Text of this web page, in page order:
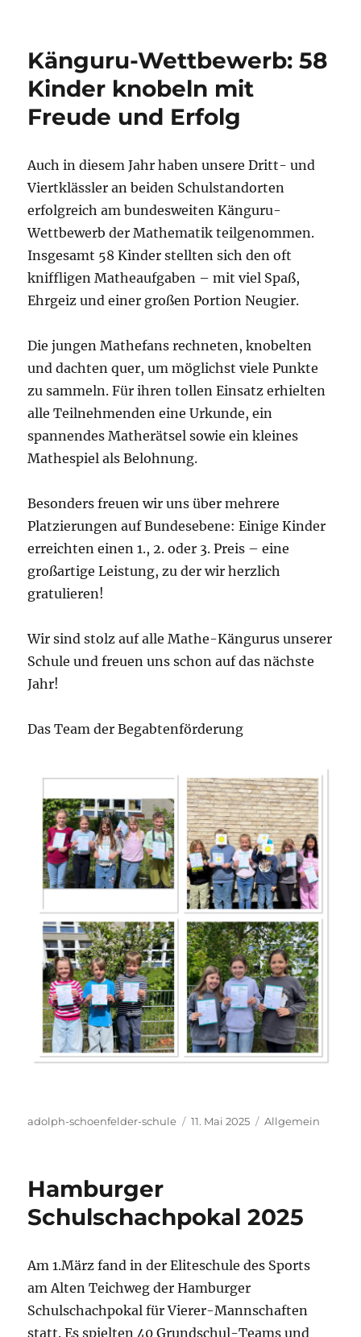
Känguru-Wettbewerb: 58
Kinder knobeln mit
Freude und Erfolg
Auch in diesem Jahr haben unsere Dritt- und
Viertklässler an beiden Schulstandorten
erfolgreich am bundesweiten Känguru-
Wettbewerb der Mathematik teilgenommen.
Insgesamt 58 Kinder stellten sich den oft
kniffligen Matheaufgaben – mit viel Spaß,
Ehrgeiz und einer großen Portion Neugier.
Die jungen Mathefans rechneten, knobelten
und dachten quer, um möglichst viele Punkte
zu sammeln. Für ihren tollen Einsatz erhielten
alle Teilnehmenden eine Urkunde, ein
spannendes Matherätsel sowie ein kleines
Mathespiel als Belohnung.
Besonders freuen wir uns über mehrere
Platzierungen auf Bundesebene: Einige Kinder
erreichten einen 1., 2. oder 3. Preis – eine
großartige Leistung, zu der wir herzlich
gratulieren!
Wir sind stolz auf alle Mathe-Kängurus unserer
Schule und freuen uns schon auf das nächste
Jahr!
Das Team der Begabtenförderung
Autor
adolph-schoenfelder-schule
Veröffentlicht
11. Mai 2025 Kategorien
Allgemein
Hamburger
Schulschachpokal 2025
Am 1.März fand in der Eliteschule des Sports
am Alten Teichweg der Hamburger
Schulschachpokal für Vierer-Mannschaften
statt. Es spielten 40 Grundschul-Teams und